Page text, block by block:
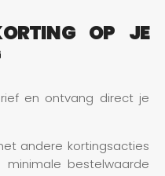
OP JE
en ontvang direct je
andere kortingsacties
bestelwaarde